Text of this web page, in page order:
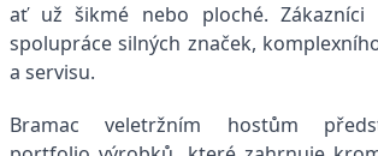
ať už šikmé nebo ploché.
spolupráce silných značek,
a servisu.
Bramac veletržním hostům